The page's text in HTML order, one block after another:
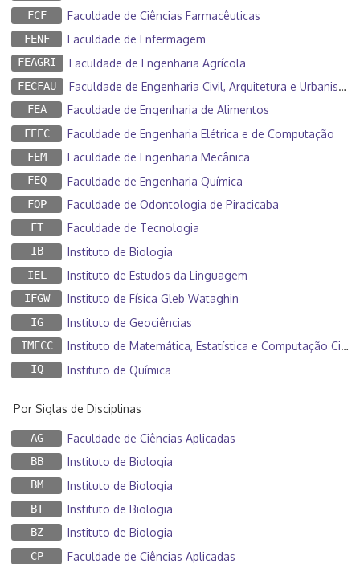
FCF Faculdade de Ciências Farmacêuticas
FENF Faculdade de Enfermagem
FEAGRI Faculdade de Engenharia Agrícola
FECFAU Faculdade de Engenharia Civil, Arquitetura e Urbanismo
FEA Faculdade de Engenharia de Alimentos
FEEC Faculdade de Engenharia Elétrica e de Computação
FEM Faculdade de Engenharia Mecânica
FEQ Faculdade de Engenharia Química
FOP Faculdade de Odontologia de Piracicaba
FT Faculdade de Tecnologia
IB Instituto de Biologia
IEL Instituto de Estudos da Linguagem
IFGW Instituto de Física Gleb Wataghin
IG Instituto de Geociências
IMECC Instituto de Matemática, Estatística e Computação Científica
IQ Instituto de Química
Por Siglas de Disciplinas
AG Faculdade de Ciências Aplicadas
BB Instituto de Biologia
BM Instituto de Biologia
BT Instituto de Biologia
BZ Instituto de Biologia
CP Faculdade de Ciências Aplicadas